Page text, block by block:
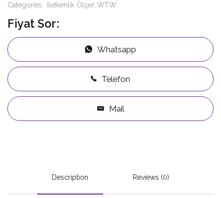
Categories: İletkenlik Ölçer WTW
Fiyat Sor:
Whatsapp
Telefon
Mail
Description Reviews (0)